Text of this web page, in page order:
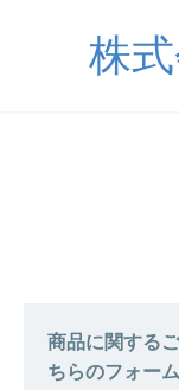
株
商品に関する
ちらのフォー